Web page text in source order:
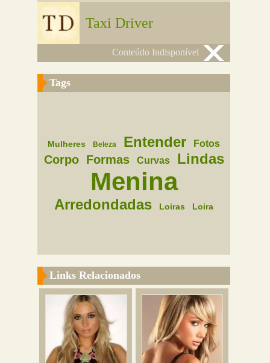
Taxi Driver
Conteúdo Indisponível
Tags
Mulheres Beleza Entender Fotos
Corpo Formas Curvas Lindas
Menina
Arredondadas Loiras Loira
Links Relacionados